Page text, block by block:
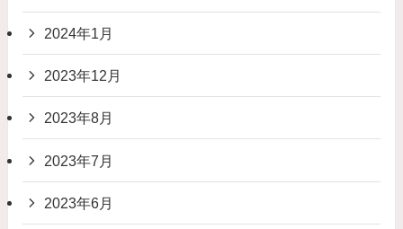
2024年1月
2023年12月
2023年8月
2023年7月
2023年6月